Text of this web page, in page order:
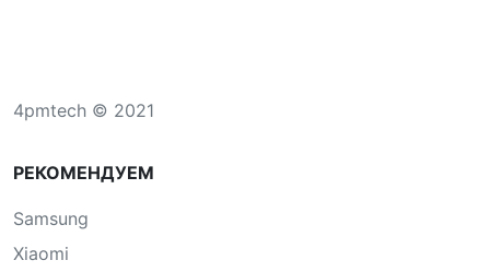
4pmtech © 2021
РЕКОМЕНДУЕМ
Samsung
Xiaomi